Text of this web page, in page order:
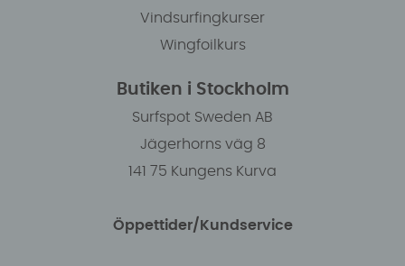
Vindsurfingkurser
Wingfoilkurs
Butiken i Stockholm
Surfspot Sweden AB
Jägerhorns väg 8
141 75 Kungens Kurva
Öppettider/Kundservice